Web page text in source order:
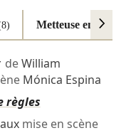
Metteuse en scène
deWilliam
Mónica Espina
règles
mise en scène